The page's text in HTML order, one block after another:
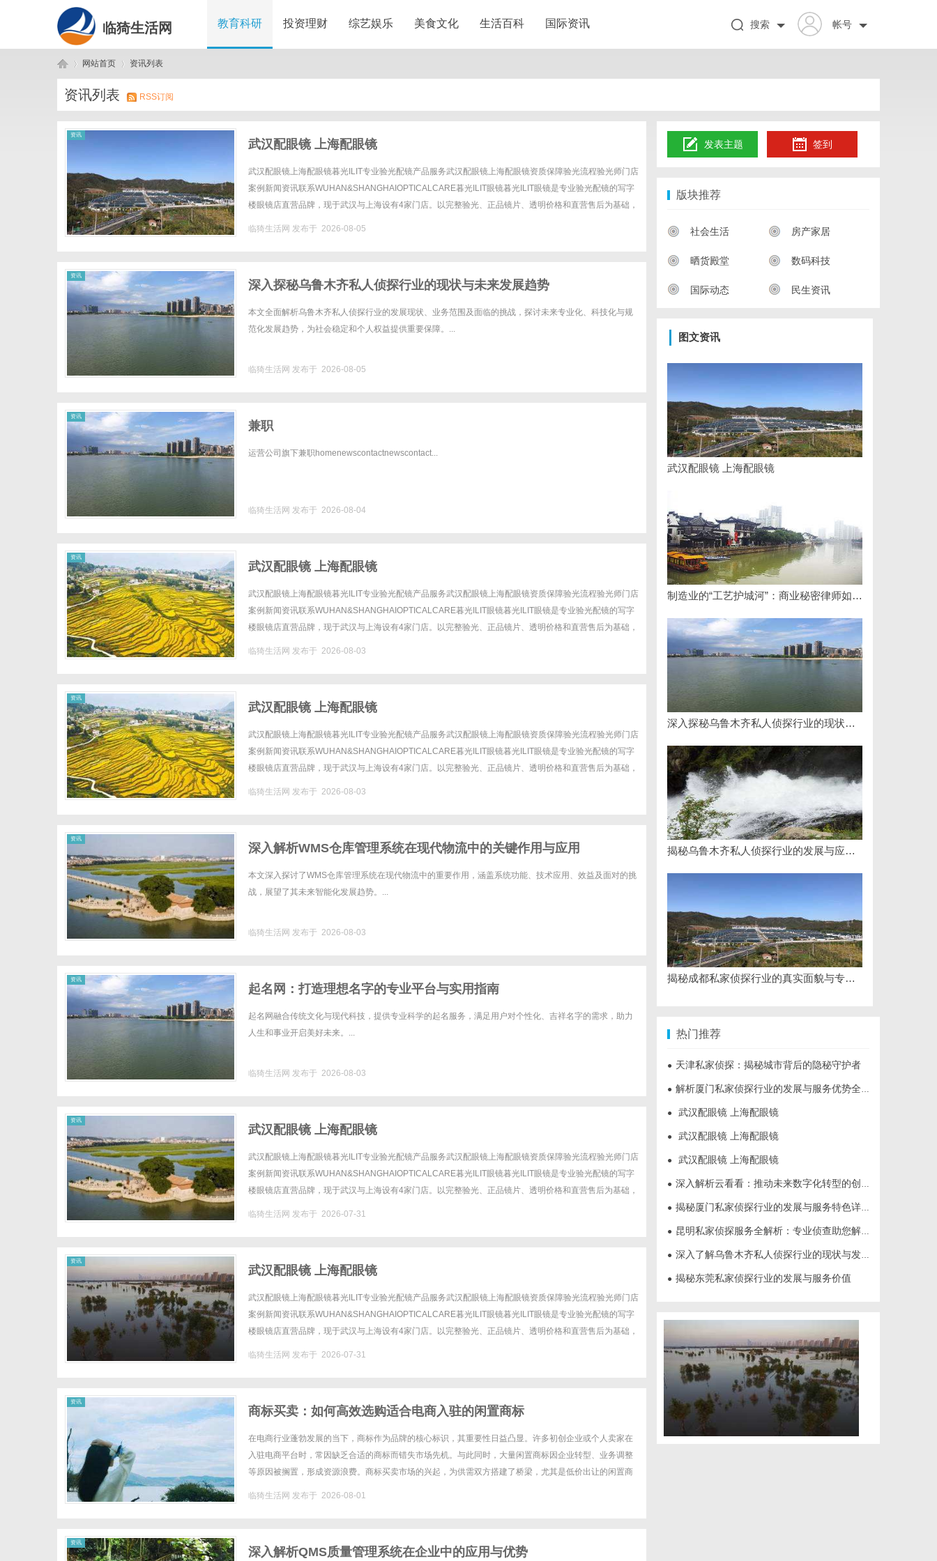
临猗生活网 教育科研 投资理财 综艺娱乐 美食文化 生活百科 国际资讯 帐号
搜索
临 ›
网站首页
›
资讯列表
资讯列表 RSS订阅
资讯
武汉配眼镜 上海配眼镜
武汉配眼镜上海配眼镜暮光ILIT专业验光配镜产品服务武汉配眼镜上海配眼镜资质保障验光流程验光师门店
案例新闻资讯联系WUHAN&SHANGHAIOPTICALCARE暮光ILIT眼镜暮光ILIT眼镜是专业验光配镜的写字
楼眼镜店直营品牌，现于武汉与上海设有4家门店。以完整验光、正品镜片、透明价格和直营售后为基础，
临猗生活网 发布于 2026-08-05
资讯
深入探秘乌鲁木齐私人侦探行业的现状与未来发展趋势
本文全面解析乌鲁木齐私人侦探行业的发展现状、业务范围及面临的挑战，探讨未来专业化、科技化与规
范化发展趋势，为社会稳定和个人权益提供重要保障。...
临猗生活网 发布于 2026-08-05
资讯
兼职
运营公司旗下兼职homenewscontactnewscontact...
临猗生活网 发布于 2026-08-04
资讯
武汉配眼镜 上海配眼镜
武汉配眼镜上海配眼镜暮光ILIT专业验光配镜产品服务武汉配眼镜上海配眼镜资质保障验光流程验光师门店
案例新闻资讯联系WUHAN&SHANGHAIOPTICALCARE暮光ILIT眼镜暮光ILIT眼镜是专业验光配镜的写字
楼眼镜店直营品牌，现于武汉与上海设有4家门店。以完整验光、正品镜片、透明价格和直营售后为基础，
临猗生活网 发布于 2026-08-03
资讯
武汉配眼镜 上海配眼镜
武汉配眼镜上海配眼镜暮光ILIT专业验光配镜产品服务武汉配眼镜上海配眼镜资质保障验光流程验光师门店
案例新闻资讯联系WUHAN&SHANGHAIOPTICALCARE暮光ILIT眼镜暮光ILIT眼镜是专业验光配镜的写字
楼眼镜店直营品牌，现于武汉与上海设有4家门店。以完整验光、正品镜片、透明价格和直营售后为基础，
临猗生活网 发布于 2026-08-03
资讯
深入解析WMS仓库管理系统在现代物流中的关键作用与应用
本文深入探讨了WMS仓库管理系统在现代物流中的重要作用，涵盖系统功能、技术应用、效益及面对的挑
战，展望了其未来智能化发展趋势。...
临猗生活网 发布于 2026-08-03
资讯
起名网：打造理想名字的专业平台与实用指南
起名网融合传统文化与现代科技，提供专业科学的起名服务，满足用户对个性化、吉祥名字的需求，助力
人生和事业开启美好未来。...
临猗生活网 发布于 2026-08-03
资讯
武汉配眼镜 上海配眼镜
武汉配眼镜上海配眼镜暮光ILIT专业验光配镜产品服务武汉配眼镜上海配眼镜资质保障验光流程验光师门店
案例新闻资讯联系WUHAN&SHANGHAIOPTICALCARE暮光ILIT眼镜暮光ILIT眼镜是专业验光配镜的写字
楼眼镜店直营品牌，现于武汉与上海设有4家门店。以完整验光、正品镜片、透明价格和直营售后为基础，
临猗生活网 发布于 2026-07-31
资讯
武汉配眼镜 上海配眼镜
武汉配眼镜上海配眼镜暮光ILIT专业验光配镜产品服务武汉配眼镜上海配眼镜资质保障验光流程验光师门店
案例新闻资讯联系WUHAN&SHANGHAIOPTICALCARE暮光ILIT眼镜暮光ILIT眼镜是专业验光配镜的写字
楼眼镜店直营品牌，现于武汉与上海设有4家门店。以完整验光、正品镜片、透明价格和直营售后为基础，
临猗生活网 发布于 2026-07-31
资讯
商标买卖：如何高效选购适合电商入驻的闲置商标
在电商行业蓬勃发展的当下，商标作为品牌的核心标识，其重要性日益凸显。许多初创企业或个人卖家在
入驻电商平台时，常因缺乏合适的商标而错失市场先机。与此同时，大量闲置商标因企业转型、业务调整
等原因被搁置，形成资源浪费。商标买卖市场的兴起，为供需双方搭建了桥梁，尤其是低价出让的闲置商
临猗生活网 发布于 2026-08-01
资讯
深入解析QMS质量管理系统在企业中的应用与优势
发表主题 签到
版块推荐
社会生活 房产家居
晒货殿堂 数码科技
国际动态 民生资讯
图文资讯
武汉配眼镜 上海配眼镜
制造业的“工艺护城河”：商业秘密律师如何守住车间里的“Know-how”
深入探秘乌鲁木齐私人侦探行业的现状与未来发展趋势
揭秘乌鲁木齐私人侦探行业的发展与应用前景
揭秘成都私家侦探行业的真实面貌与专业服务
热门推荐
● 天津私家侦探：揭秘城市背后的隐秘守护者
● 解析厦门私家侦探行业的发展与服务优势全面指南
● 武汉配眼镜 上海配眼镜
● 武汉配眼镜 上海配眼镜
● 武汉配眼镜 上海配眼镜
● 深入解析云看看：推动未来数字化转型的创新平台
● 揭秘厦门私家侦探行业的发展与服务特色详解
● 昆明私家侦探服务全解析：专业侦查助您解决疑难问题
● 深入了解乌鲁木齐私人侦探行业的现状与发展趋势
● 揭秘东莞私家侦探行业的发展与服务价值